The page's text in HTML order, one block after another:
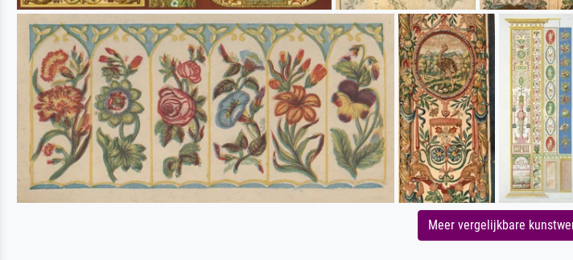
Meer vergelijkbare